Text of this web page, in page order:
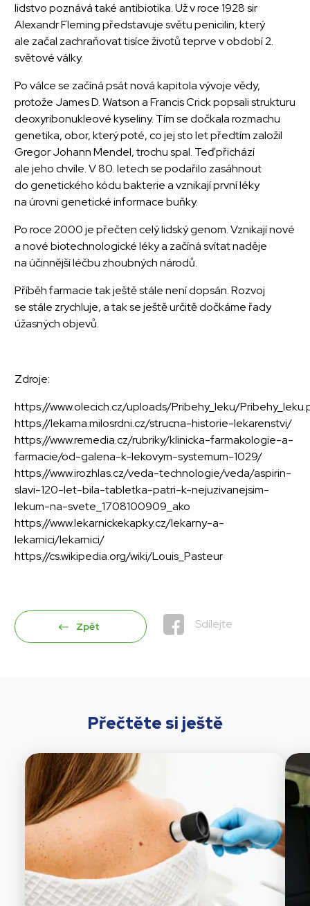
lidstvo poznává také antibiotika. Už v roce 1928 sir
Alexandr Fleming představuje světu penicilin, který
ale začal zachraňovat tisíce životů teprve v období 2.
světové války.
Po válce se začíná psát nová kapitola vývoje vědy,
protože James D. Watson a Francis Crick popsali strukturu
deoxyribonukleové kyseliny. Tím se dočkala rozmachu
genetika, obor, který poté, co jej sto let předtím založil
Gregor Johann Mendel, trochu spal. Teď přichází
ale jeho chvíle. V 80. letech se podařilo zasáhnout
do genetického kódu bakterie a vznikají první léky
na úrovni genetické informace buňky.
Po roce 2000 je přečten celý lidský genom. Vznikají nové
a nové biotechnologické léky a začíná svítat naděje
na účinnější léčbu zhoubných národů.
Příběh farmacie tak ještě stále není dopsán. Rozvoj
se stále zrychluje, a tak se ještě určitě dočkáme řady
úžasných objevů.
Zdroje:
https://www.olecich.cz/uploads/Pribehy_leku/
https://lekarna.milosrdni.cz/strucna-historie-lekarenstvi/
https://www.remedia.cz/rubriky/klinicka-farmakologie-a-
farmacie/od-galena-k-lekovym-systemum-1029/
https://www.irozhlas.cz/veda-technologie/veda/aspirin-
slavi-120-let-bila-tabletka-patri-k-nejuzivanejsim-
lekum-na-svete_1708100909_ako
https://www.lekarnickekapky.cz/lekarny-a-
lekarnici/lekarnici/
https://cs.wikipedia.org/wiki/Louis_Pasteur
Zpět Sdílejte
Přečtěte si ještě